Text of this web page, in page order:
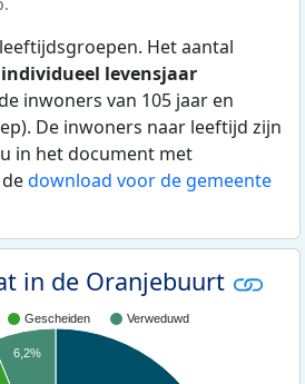
Het aantal
levensjaar
inwoners van 105 jaar en
De inwoners naar leeftijd zijn
in het document met
download voor de gemeente
in de Oranjebuurt
Gescheiden Verweduwd
6,2%